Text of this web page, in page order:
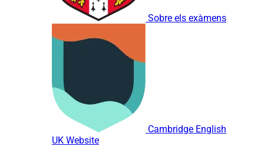
Sobre els exàmens
Cambridge English
UK Website